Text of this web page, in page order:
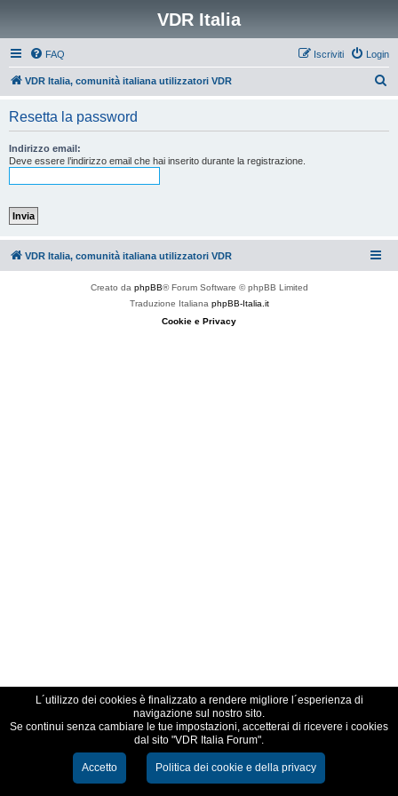
VDR Italia
FAQ Login
Iscriviti
VDR Italia, comunità italiana utilizzatori VDR
Resetta la password
Indirizzo email:
Deve essere l’indirizzo email che hai inserito durante la registrazione.
VDR Italia, comunità italiana utilizzatori VDR
Creato da phpBB® Forum Software © phpBB Limited
Traduzione Italiana phpBB-Italia.it
Cookie e Privacy
L´utilizzo dei cookies è finalizzato a rendere migliore l´esperienza di
navigazione sul nostro sito.
Se continui senza cambiare le tue impostazioni, accetterai di ricevere i cookies
dal sito "VDR Italia Forum".
Accetto Politica dei cookie e della privacy